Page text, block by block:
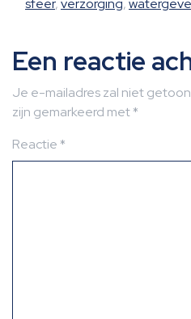
sfeer,verzorging,
Een reactie
Je e-mailadres zal niet
zijn gemarkeerd met*
Reactie*